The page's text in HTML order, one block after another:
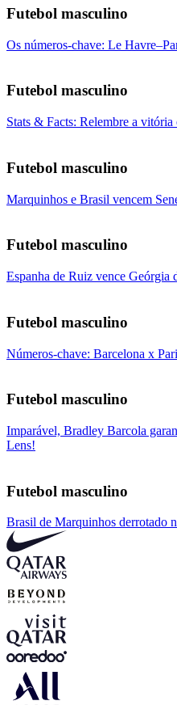
Futebol masculino
Os números-chave: Le
Futebol masculino
Stats & Facts: Relembre a
Futebol masculino
Marquinhos e Brasil vencem
Futebol masculino
Espanha de Ruiz vence Geórgia
Futebol masculino
Números-chave: Barcelona x
Futebol masculino
Imparável, Bradley Barcola
Lens!
Futebol masculino
Brasil de Marquinhos derrotado